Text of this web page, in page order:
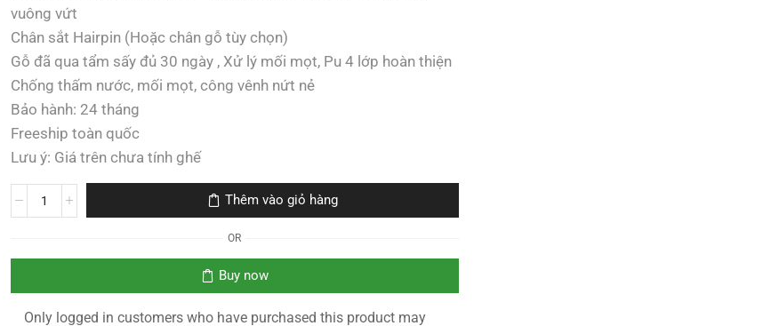
vuông vứt
Chân sắt Hairpin (Hoặc chân gỗ tùy chọn)
Gỗ đã qua tẩm sấy đủ 30 ngày , Xử lý mối mọt, Pu 4 lớp hoàn thiện
Chống thấm nước, mối mọt, công vênh nứt nẻ
Bảo hành: 24 tháng
Freeship toàn quốc
Lưu ý: Giá trên chưa tính ghế
Thêm vào giỏ hàng
OR
Buy now
Only logged in customers who have purchased this product may